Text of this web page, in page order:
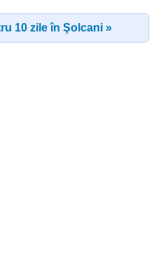
10 zile în Şolcani »